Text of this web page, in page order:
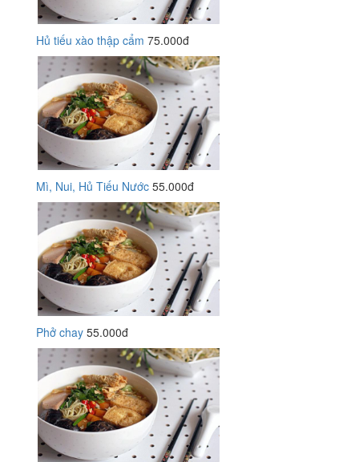
Hủ tiếu xào thập cẩm 75.000đ
Mì, Nui, Hủ Tiếu Nước 55.000đ
Phở chay 55.000đ